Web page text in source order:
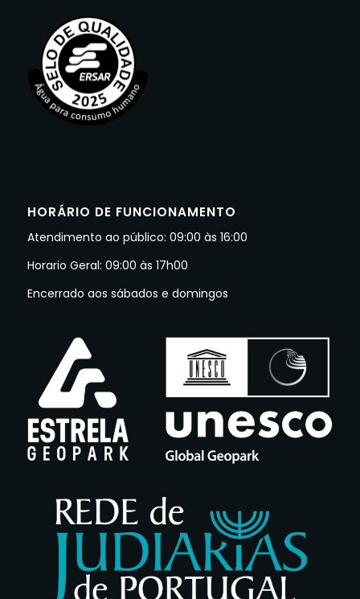
HORÁRIO DE FUNCIONAMENTO
Atendimento ao público: 09:00 às 16:00
Horario Geral: 09:00 às 17h00
Encerrado aos sábados e domingos